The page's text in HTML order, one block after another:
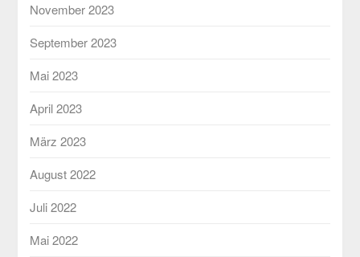
November 2023
September 2023
Mai 2023
April 2023
März 2023
August 2022
Juli 2022
Mai 2022